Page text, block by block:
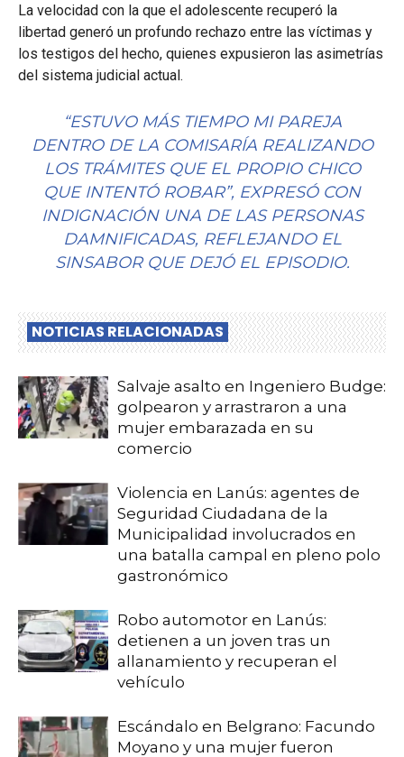
La velocidad con la que el adolescente recuperó la
libertad generó un profundo rechazo entre las víctimas y
los testigos del hecho, quienes expusieron las asimetrías
del sistema judicial actual.
“ESTUVO MÁS TIEMPO MI PAREJA
DENTRO DE LA COMISARÍA REALIZANDO
LOS TRÁMITES QUE EL PROPIO CHICO
QUE INTENTÓ ROBAR”, EXPRESÓ CON
INDIGNACIÓN UNA DE LAS PERSONAS
DAMNIFICADAS, REFLEJANDO EL
SINSABOR QUE DEJÓ EL EPISODIO.
NOTICIAS RELACIONADAS
Salvaje asalto en Ingeniero Budge:
golpearon y arrastraron a una
mujer embarazada en su
comercio
Violencia en Lanús: agentes de
Seguridad Ciudadana de la
Municipalidad involucrados en
una batalla campal en pleno polo
gastronómico
Robo automotor en Lanús:
detienen a un joven tras un
allanamiento y recuperan el
vehículo
Escándalo en Belgrano: Facundo
Moyano y una mujer fueron